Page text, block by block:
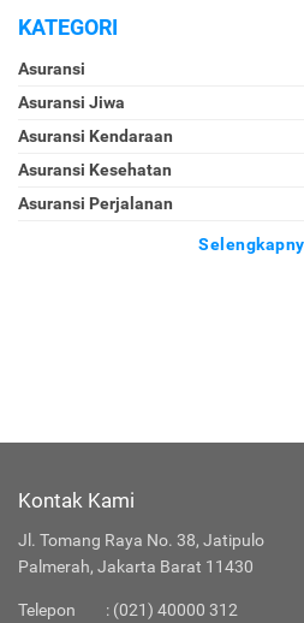
KATEGORI
Asuransi
Asuransi Jiwa
Asuransi Kendaraan
Asuransi Kesehatan
Asuransi Perjalanan
Kontak Kami
Jl. Tomang Raya No. 38, Jatipulo
Palmerah, Jakarta Barat 11430
Telepon : (021) 40000 312